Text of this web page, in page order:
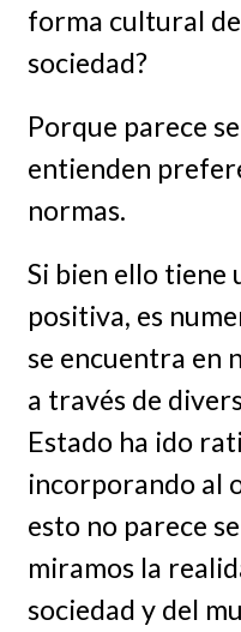
forma cultural
sociedad?
Porque parece
entienden
normas.
Si bien ello tiene
positiva, es
se encuentra en
a través de
Estado ha ido
incorporando al
esto no parece
miramos la
sociedad y del